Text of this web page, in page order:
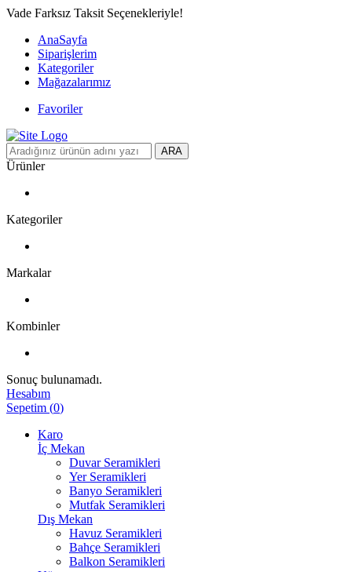
Vade Farksız Taksit Seçenekleriyle!
AnaSayfa
Siparişlerim
Kategoriler
Mağazalarımız
Favoriler
ARA
Ürünler
Kategoriler
Markalar
Kombinler
Sonuç bulunamadı.
Hesabım
Sepetim (0)
Karo
İç Mekan
Duvar Seramikleri
Yer Seramikleri
Banyo Seramikleri
Mutfak Seramikleri
Dış Mekan
Havuz Seramikleri
Bahçe Seramikleri
Balkon Seramikleri